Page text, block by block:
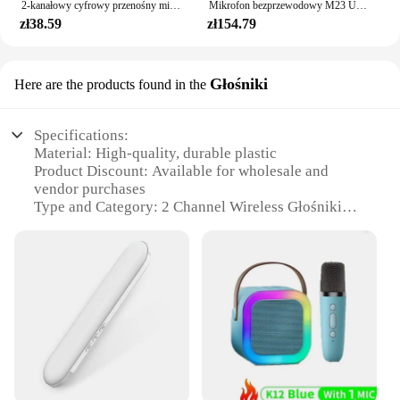
2-kanałowy cyfrowy przenośny mikrofon bezprzewodowy 2.4G do nagrywania Karaoke DJ Mic 900mhz profesjonalna ręczny mikrofon praca kościelna
zł38.59
Mikrofon bezprzewodowy M23 UHF 2-kanałowy system karaoke Wbudowany akumulator litowy Bezprzewodowy mikrofon ręczny do głośnika kościelnego
zł154.79
Here are the products found in the Głośniki
Specifications:
Material: High-quality, durable plastic
Product Discount: Available for wholesale and
vendor purchases
Type and Category: 2 Channel Wireless Głośniki
compact footprint
Usage and Purpose: Ideal for home, office, or
Performance and Property: Crystal-clear audio with
powerful sound output
Parts and Accessories: Comes with all necessary
components for easy setup
Features: